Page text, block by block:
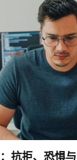
抗拒、恐惧